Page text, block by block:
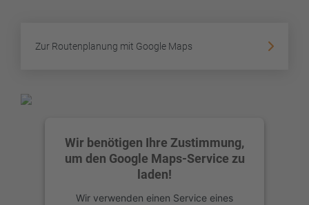
Zur Routenplanung mit Google Maps
Wir benötigen Ihre Zustimmung,
um den Google Maps-Service zu
laden!
Wir verwenden einen Service eines